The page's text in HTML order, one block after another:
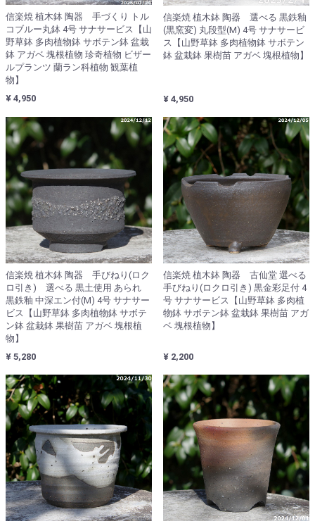
信楽焼 植木鉢 陶器 手づくり トル
コブルー丸鉢 4号 サナサービス【山
野草鉢 多肉植物鉢 サボテン鉢 盆栽
鉢 アガベ 塊根植物 珍奇植物 ビザー
ルプランツ 蘭ラン科植物 観葉植
物】
¥ 4,950
信楽焼 植木鉢 陶器 選べる 黒鉄釉
(黒窯変) 丸段型(M) 4号 サナサービ
ス【山野草鉢 多肉植物鉢 サボテン
鉢 盆栽鉢 果樹苗 アガベ 塊根植物】
¥ 4,950
信楽焼 植木鉢 陶器 手びねり(ロク
ロ引き) 選べる 黒土使用 あられ
黒鉄釉 中深エン付(M) 4号 サナサー
ビス【山野草鉢 多肉植物鉢 サボテ
ン鉢 盆栽鉢 果樹苗 アガベ 塊根植
物】
¥ 5,280
信楽焼 植木鉢 陶器 古仙堂 選べる
手びねり(ロクロ引き) 黒金彩足付 4
号 サナサービス【山野草鉢 多肉植
物鉢 サボテン鉢 盆栽鉢 果樹苗 アガ
ベ 塊根植物】
¥ 2,200